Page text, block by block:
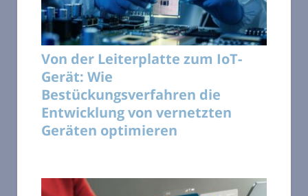
Von der Leiterplatte zum IoT-
Gerät: Wie
Bestückungsverfahren die
Entwicklung von vernetzten
Geräten optimieren